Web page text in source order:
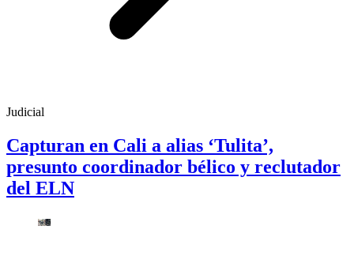
Judicial
Capturan en Cali a alias ‘Tulita’,
presunto coordinador bélico y reclutador
del ELN